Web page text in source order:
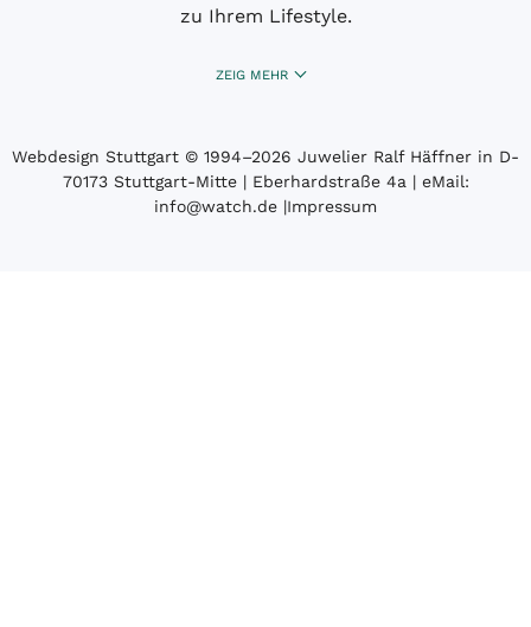
zu Ihrem Lifestyle.
ZEIG MEHR
Webdesign Stuttgart © 1994­–2026 Juwelier Ralf Häffner in D-
70173 Stuttgart-Mitte | Eberhardstraße 4a | eMail:
info@watch.de |Impressum